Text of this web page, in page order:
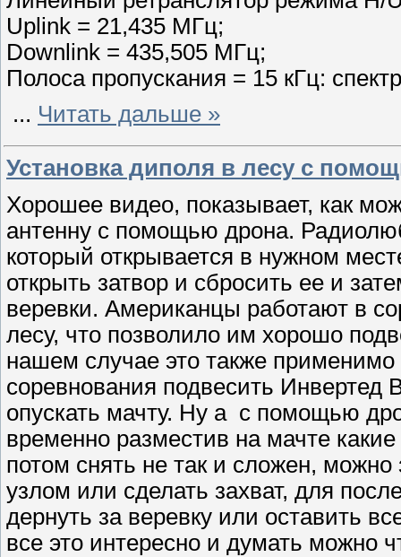
Uplink = 21,435 МГц;
Downlink = 435,505 МГц;
Полоса пропускания = 15 кГц:
... Читать дальше »
Установка диполя в лесу с
Хорошее видео, показывает, как
антенну с помощью дрона.
который открывается в нужном
открыть затвор и сбросить ее и
веревки. Американцы работают в
лесу, что позволило им хорошо
нашем случае это также
соревнования подвесить
опускать мачту. Ну а с помощью
временно разместив на мачте
потом снять не так и сложен,
узлом или сделать захват, для
дернуть за веревку или оставить
все это интересно и думать можно